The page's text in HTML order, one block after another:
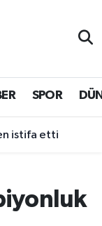
SPOR
istifa etti